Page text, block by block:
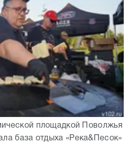
площадкой Поволжья
база отдыха «Река&Песок»